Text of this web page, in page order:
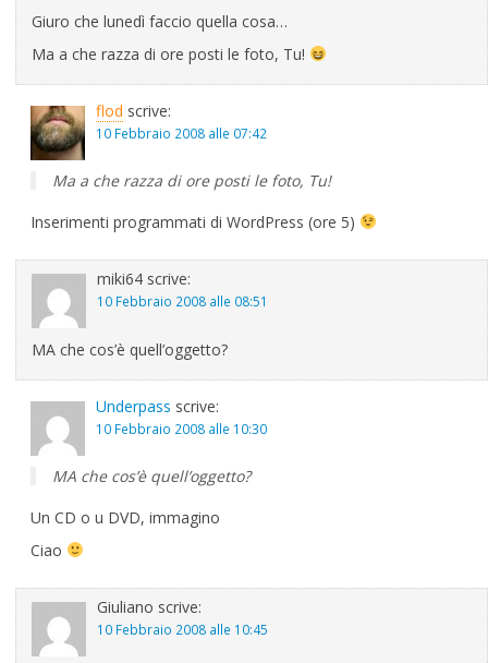
Giuro che lunedì faccio quella cosa…
Ma a che razza di ore posti le foto, Tu!
flod scrive:
10 Febbraio 2008 alle 07:42
Ma a che razza di ore posti le foto, Tu!
Inserimenti programmati di WordPress (ore 5)
miki64 scrive:
10 Febbraio 2008 alle 08:51
MA che cos’è quell’oggetto?
Underpass scrive:
10 Febbraio 2008 alle 10:30
MA che cos’è quell’oggetto?
Un CD o u DVD, immagino
Ciao
Giuliano scrive:
10 Febbraio 2008 alle 10:45